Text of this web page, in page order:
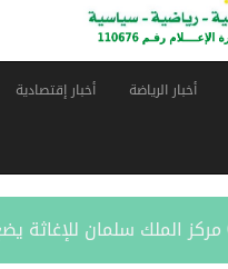
أخبار الرياضة أخبار إقتصادية
مركز الملك سلمان للإغاثة يضع حجر